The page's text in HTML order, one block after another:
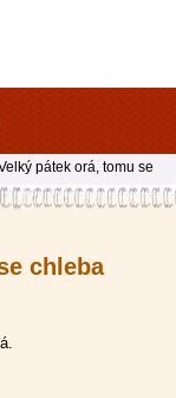
chleba
pátek orá, tomu se